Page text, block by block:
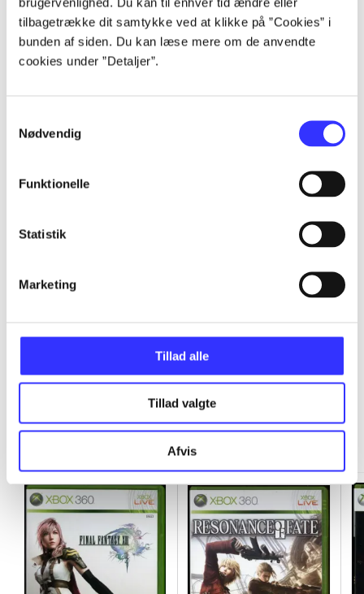
tilbagetrække dit samtykke ved at klikke på ”Cookies” i
bunden af siden. Du kan læse mere om de anvendte
cookies under ”Detaljer”.
Nødvendig
Funktionelle
Statistik
Marketing
Tillad alle
Tillad valgte
Afvis
Artikler
Alle registrerede artikler fordelt på udgivelser
Minder om